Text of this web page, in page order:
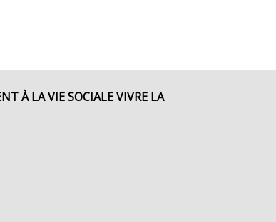
À LA VIE SOCIALE VIVRE LA